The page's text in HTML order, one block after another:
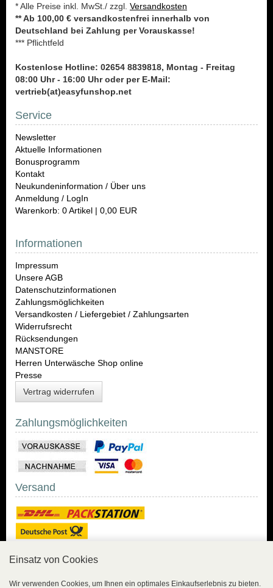
* Alle Preise inkl. MwSt./ zzgl. Versandkosten
** Ab 100,00 € versandkostenfrei innerhalb von
Deutschland bei Zahlung per Vorauskasse!
*** Pflichtfeld
Kostenlose Hotline: 02654 8839818, Montag - Freitag
08:00 Uhr - 16:00 Uhr oder per E-Mail:
vertrieb(at)easyfunshop.net
Service
Newsletter
Aktuelle Informationen
Bonusprogramm
Kontakt
Neukundeninformation / Über uns
Anmeldung / LogIn
Warenkorb: 0 Artikel | 0,00 EUR
Informationen
Impressum
Unsere AGB
Datenschutzinformationen
Zahlungsmöglichkeiten
Versandkosten / Liefergebiet / Zahlungsarten
Widerrufsrecht
Rücksendungen
MANSTORE
Herren Unterwäsche Shop online
Presse
Vertrag widerrufen
Zahlungsmöglichkeiten
Versand
Einsatz von Cookies
Wir verwenden Cookies, um Ihnen ein optimales Einkaufserlebnis zu bieten.